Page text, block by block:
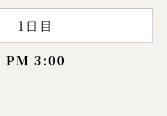
1日目
PM 3:00